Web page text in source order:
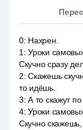
0: Нахрен.
1 :Уроки
Скучно сразу
2:Скажешь
то идёшь.
3:А то скажут по
4:Уроки
Скучно скажешь,